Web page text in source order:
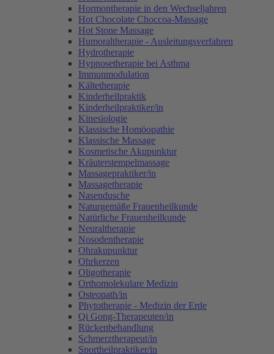
Hormontherapie in den Wechseljahren
Hot Chocolate Choccoa-Massage
Hot Stone Massage
Humoraltherapie - Ausleitungsverfahren
Hydrotherapie
Hypnosetherapie bei Asthma
Immunmodulation
Kältetherapie
Kinderheilpraktik
Kinderheilpraktiker/in
Kinesiologie
Klassische Homöopathie
Klassische Massage
Kosmetische Akupunktur
Kräuterstempelmassage
Massagepraktiker/in
Massagetherapie
Nasendusche
Naturgemäße Frauenheilkunde
Natürliche Frauenheilkunde
Neuraltherapie
Nosodentherapie
Ohrakupunktur
Ohrkerzen
Oligotherapie
Orthomolekulare Medizin
Osteopath/in
Phytotherapie - Medizin der Erde
Qi Gong-Therapeuten/in
Rückenbehandlung
Schmerztherapeut/in
Sportheilpraktiker/in